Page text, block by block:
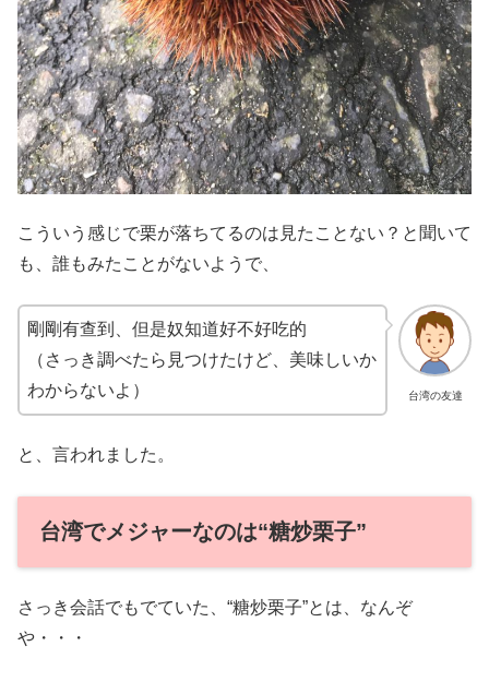
こういう感じで栗が落ちてるのは見たことない？と聞いて
も、誰もみたことがないようで、
台湾の友達
剛剛有查到、但是奴知道好不好吃的
（さっき調べたら見つけたけど、美味しいか
わからないよ）
と、言われました。
台湾でメジャーなのは“糖炒栗子”
さっき会話でもでていた、“糖炒栗子”とは、なんぞ
や・・・